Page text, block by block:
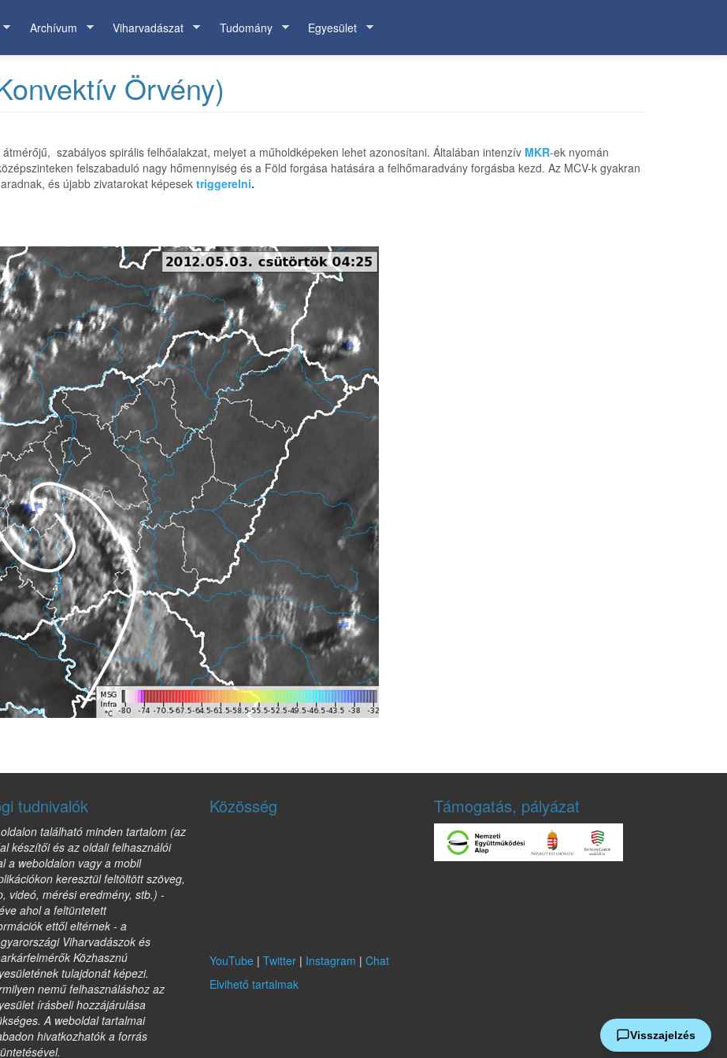
Archívum Viharvadászat Tudomány Egyesület
Örvény)
szabályos spirális felhőalakzat, melyet a műholdképeken lehet azonosítani. Általában intenzív MKR-ek nyomán
felszabaduló nagy hőmennyiség és a Föld forgása hatására a felhőmaradvány forgásba kezd. Az MCV-k gyakran
és újabb zivatarokat képesek triggerelni.
tudnivalók
található minden tartalom (az
készítői és az oldali felhasználói
a weboldalon vagy a mobil
keresztül feltöltött szöveg,
videó, mérési eredmény, stb.) -
ahol a feltüntetett
ettől eltérnek - a
Viharvadászok és
Közhasznú
tulajdonát képezi.
nemű felhasználáshoz az
írásbeli hozzájárulása
A weboldal tartalmai
hivatkozhatók a forrás
Közösség
YouTube | Twitter | Instagram | Chat
Elvihető tartalmak
Támogatás, pályázat